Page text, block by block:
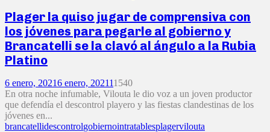
Plager la quiso jugar de comprensiva con
los jóvenes para pegarle al gobierno y
Brancatelli se la clavó al ángulo a la Rubia
Platino
6 enero, 20216 enero, 202111540
En otra noche infumable, Vilouta le dio voz a un joven productor
que defendía el descontrol playero y las fiestas clandestinas de los
jóvenes en...
brancatellidescontrolgobiernointratablesplagervilouta